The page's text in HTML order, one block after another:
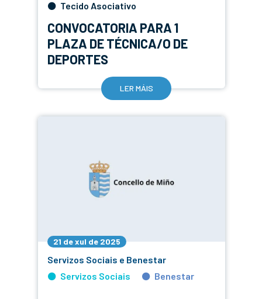
Tecido Asociativo
CONVOCATORIA PARA 1
PLAZA DE TÉCNICA/O DE
DEPORTES
LER MÁIS
21 de xul de 2025
Servizos Sociais e Benestar
Servizos Sociais
Benestar